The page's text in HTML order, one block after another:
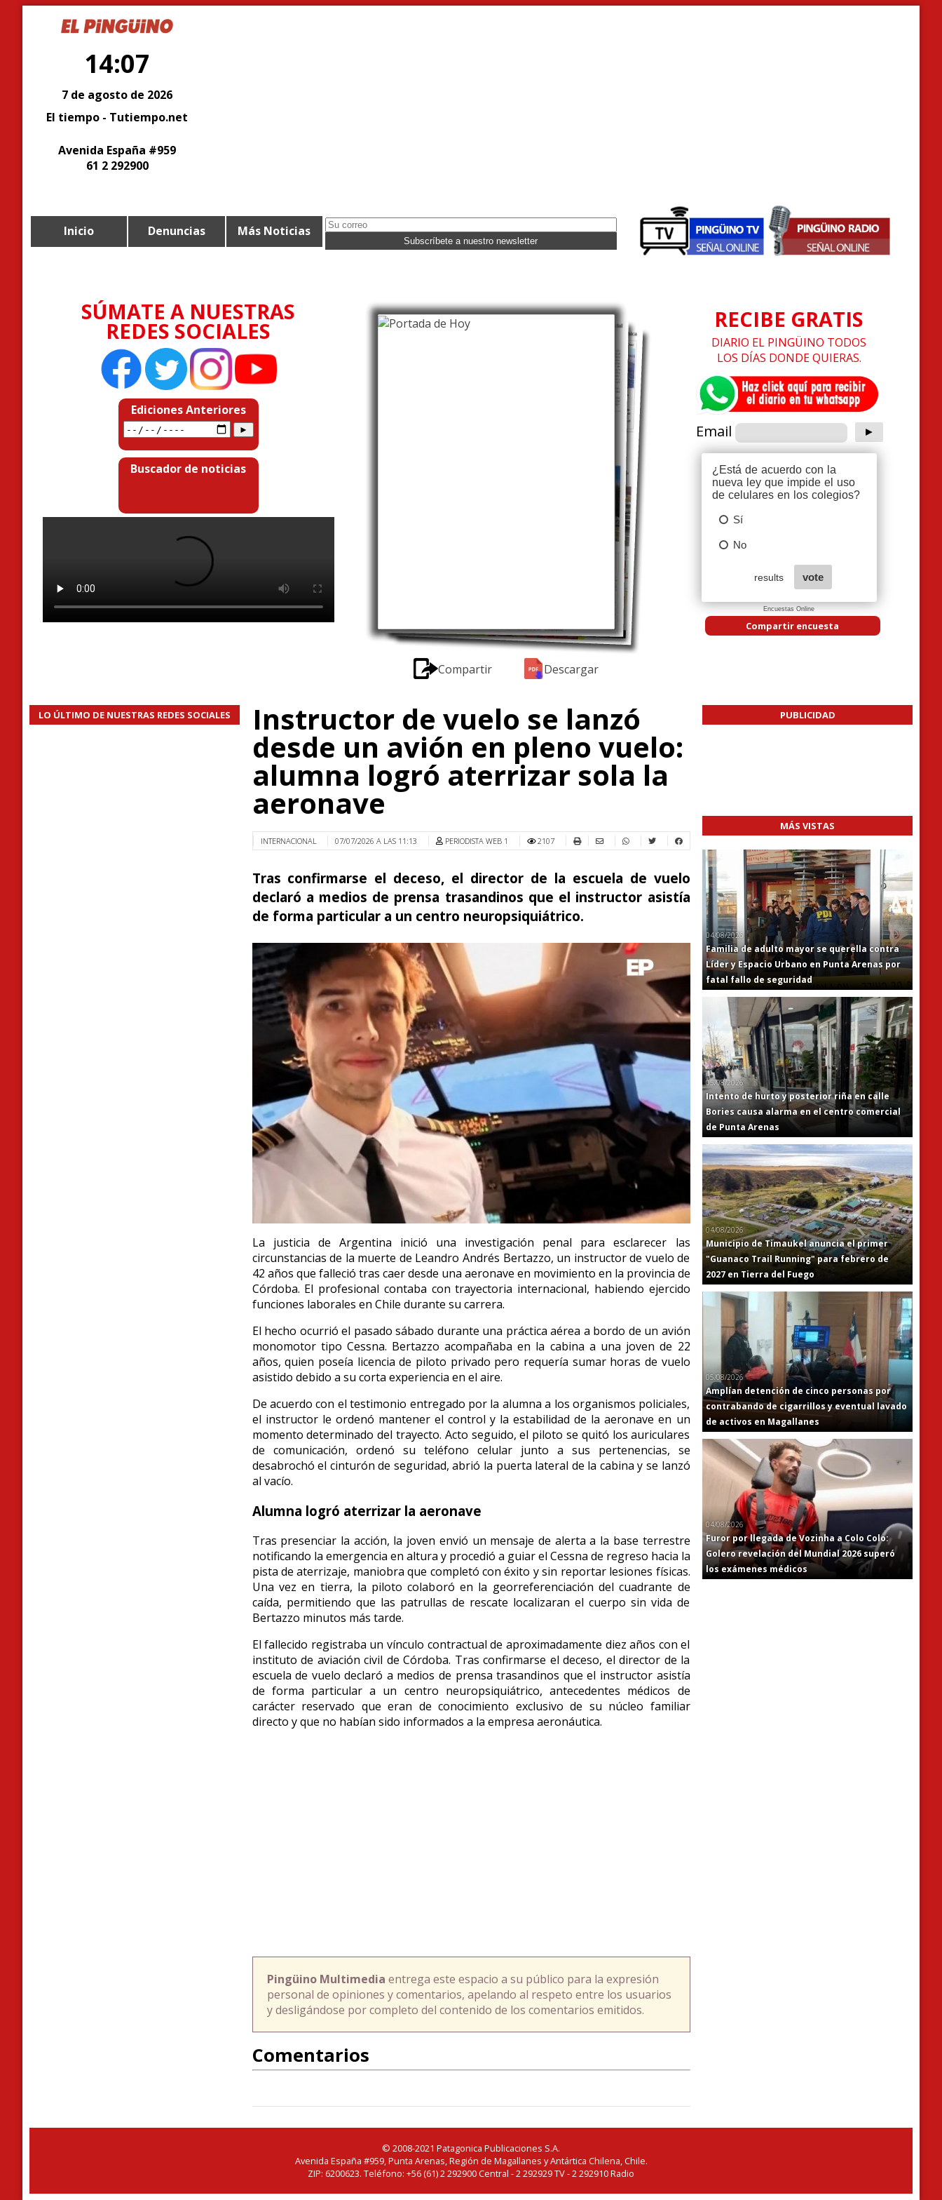
14:07
7 de agosto de 2026
El tiempo - Tutiempo.net
Avenida España #959
61 2 292900
Inicio Denuncias Más Noticias
SÚMATE A NUESTRAS
REDES SOCIALES
Ediciones Anteriores
Buscador de noticias
Compartir Descargar
RECIBE GRATIS
DIARIO EL PINGÜINO TODOS
LOS DÍAS DONDE QUIERAS.
Email
Encuestas Online
Compartir encuesta
LO ÚLTIMO DE NUESTRAS REDES SOCIALES Instructor de vuelo se lanzó
desde un avión en pleno vuelo:
alumna logró aterrizar sola la
aeronave
INTERNACIONAL 07/07/2026 A LAS 11:13 PERIODISTA WEB 1 2107
Tras confirmarse el deceso, el director de la escuela de vuelo
declaró a medios de prensa trasandinos que el instructor asistía
de forma particular a un centro neuropsiquiátrico.
La justicia de Argentina inició una investigación penal para esclarecer las
circunstancias de la muerte de Leandro Andrés Bertazzo, un instructor de vuelo de
42 años que falleció tras caer desde una aeronave en movimiento en la provincia de
Córdoba. El profesional contaba con trayectoria internacional, habiendo ejercido
funciones laborales en Chile durante su carrera.
El hecho ocurrió el pasado sábado durante una práctica aérea a bordo de un avión
monomotor tipo Cessna. Bertazzo acompañaba en la cabina a una joven de 22
años, quien poseía licencia de piloto privado pero requería sumar horas de vuelo
asistido debido a su corta experiencia en el aire.
De acuerdo con el testimonio entregado por la alumna a los organismos policiales,
el instructor le ordenó mantener el control y la estabilidad de la aeronave en un
momento determinado del trayecto. Acto seguido, el piloto se quitó los auriculares
de comunicación, ordenó su teléfono celular junto a sus pertenencias, se
desabrochó el cinturón de seguridad, abrió la puerta lateral de la cabina y se lanzó
al vacío.
Alumna logró aterrizar la aeronave
Tras presenciar la acción, la joven envió un mensaje de alerta a la base terrestre
notificando la emergencia en altura y procedió a guiar el Cessna de regreso hacia la
pista de aterrizaje, maniobra que completó con éxito y sin reportar lesiones físicas.
Una vez en tierra, la piloto colaboró en la georreferenciación del cuadrante de
caída, permitiendo que las patrullas de rescate localizaran el cuerpo sin vida de
Bertazzo minutos más tarde.
El fallecido registraba un vínculo contractual de aproximadamente diez años con el
instituto de aviación civil de Córdoba. Tras confirmarse el deceso, el director de la
escuela de vuelo declaró a medios de prensa trasandinos que el instructor asistía
de forma particular a un centro neuropsiquiátrico, antecedentes médicos de
carácter reservado que eran de conocimiento exclusivo de su núcleo familiar
directo y que no habían sido informados a la empresa aeronáutica.
Pingüino Multimedia entrega este espacio a su público para la expresión
personal de opiniones y comentarios, apelando al respeto entre los usuarios
y desligándose por completo del contenido de los comentarios emitidos.
Comentarios
PUBLICIDAD
MÁS VISTAS
04/08/2026
Familia de adulto mayor se querella contra
Líder y Espacio Urbano en Punta Arenas por
fatal fallo de seguridad
05/08/2026
Intento de hurto y posterior riña en calle
Bories causa alarma en el centro comercial
de Punta Arenas
04/08/2026
Municipio de Timaukel anuncia el primer
"Guanaco Trail Running" para febrero de
2027 en Tierra del Fuego
05/08/2026
Amplían detención de cinco personas por
contrabando de cigarrillos y eventual lavado
de activos en Magallanes
04/08/2026
Furor por llegada de Vozinha a Colo Colo:
Golero revelación del Mundial 2026 superó
los exámenes médicos
© 2008-2021 Patagonica Publicaciones S.A.
Avenida España #959, Punta Arenas, Región de Magallanes y Antártica Chilena, Chile.
ZIP: 6200623. Teléfono: +56 (61) 2 292900 Central - 2 292929 TV - 2 292910 Radio